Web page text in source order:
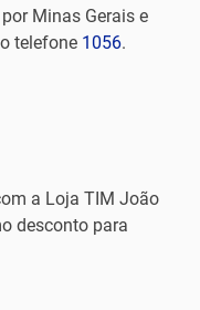
Minas Gerais e
telefone 1056.
a Loja TIM João
desconto para